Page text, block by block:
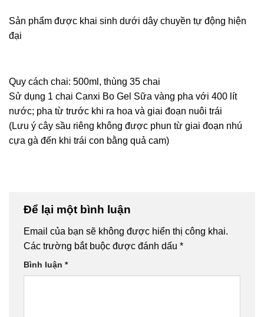
Sản phẩm được khai sinh dưới dây chuyền tự động hiện
đại
Quy cách chai: 500ml, thùng 35 chai
Sử dụng 1 chai Canxi Bo Gel Sữa vàng pha với 400 lít
nước; pha từ trước khi ra hoa và giai đoạn nuôi trái
(Lưu ý cây sầu riêng không được phun từ giai đoạn nhú
cựa gà đến khi trái con bằng quả cam)
Để lại một bình luận
Email của bạn sẽ không được hiển thị công khai.
Các trường bắt buộc được đánh dấu *
Bình luận *